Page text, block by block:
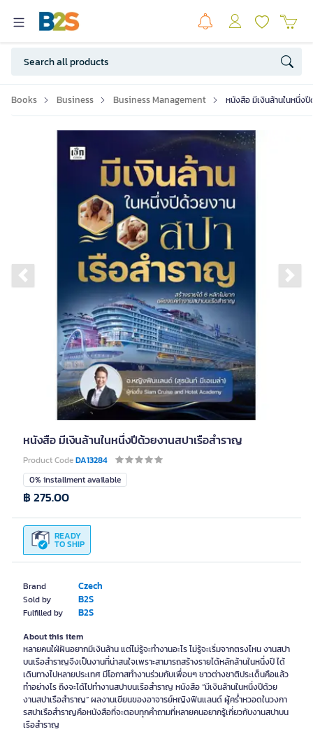
Books Business Business Management หนังสือ มีเงินล้านในหนึ่ง
Previous slide
หนังสือ มีเงินล้านในหนึ่งปีด้วยงานสปาเรือสำราญ
Product CodeDA13284
Brand Czech
Sold by B2S
Fulfilled by B2S
0% installment available
READY
TO SHIP
฿ 275.00
About this item
หลายคนใฝ่ฝันอยากมีเงินล้าน แต่ไม่รู้จะทำงานอะไร ไม่รู้จะเริ่มจากตรงไหน งานสปา
บนเรือสำราญจึงเป็นงานที่น่าสนใจเพราะสามารถสร้างรายได้หลักล้านในหนึ่งปี ได้
เดินทางไปหลายประเทศ มีโอกาสทำงานร่วมกับเพื่อนๆ ชาวต่างชาติประเด็นคือแล้ว
ทำอย่างไร ถึงจะได้ไปทำงานสปาบนเรือสำราญ หนังสือ “มีเงินล้านในหนึ่งปีด้วย
งานสปาเรือสำราญ” ผลงานเขียนของอาจารย์หญิงฟินแลนด์ ผู้คร่ำหวอดในวงกา
รสปาเรือสำราญคือหนังสือที่จะตอบทุกคำถามที่หลายคนอยากรู้เกี่ยวกับงานสปาบน
เรือสำราญ